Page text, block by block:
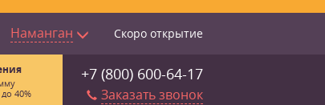
Наманган Скоро открытие
+7 (800) 600-64-17
Заказать звонок
40%